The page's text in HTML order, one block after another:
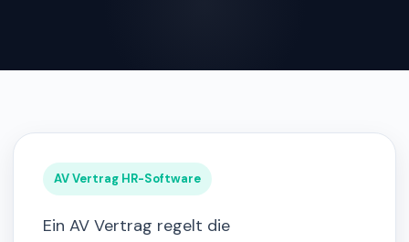
AV Vertrag HR-Software
Ein AV Vertrag regelt die